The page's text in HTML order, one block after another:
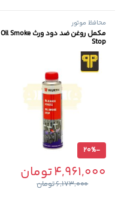
محافظ موتور
مکمل روغن ضد دود ورث Oil Smoke
Stop
-
20%
4,961,000تومان
6,173,000تومان